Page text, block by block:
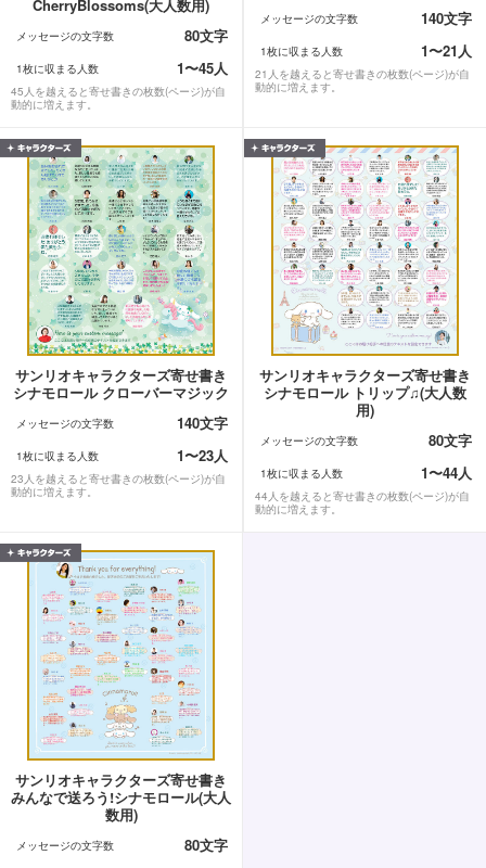
CherryBlossoms(大人数用)
メッセージの文字数 80文字
1枚に収まる人数 1〜45人
45人を越えると寄せ書きの枚数(ページ)が自
動的に増えます。
メッセージの文字数 140文字
1枚に収まる人数 1〜21人
21人を越えると寄せ書きの枚数(ページ)が自
動的に増えます。
サンリオキャラクターズ寄せ書き
シナモロール クローバーマジック
メッセージの文字数 140文字
1枚に収まる人数 1〜23人
23人を越えると寄せ書きの枚数(ページ)が自
動的に増えます。
サンリオキャラクターズ寄せ書き
シナモロール トリップ♫(大人数
用)
メッセージの文字数 80文字
1枚に収まる人数 1〜44人
44人を越えると寄せ書きの枚数(ページ)が自
動的に増えます。
サンリオキャラクターズ寄せ書き
みんなで送ろう!シナモロール(大人
数用)
メッセージの文字数 80文字